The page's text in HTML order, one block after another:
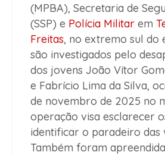
(MPBA), Secretaria de
(SSP) e Polícia Militar em
Freitas, no extremo sul do
são investigados pelo
dos jovens João Vítor
e Fabrício Lima da Silva,
de novembro de 2025 no
operação visa esclarecer
identificar o paradeiro das
Também foram